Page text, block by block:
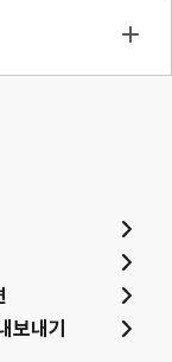
보내기